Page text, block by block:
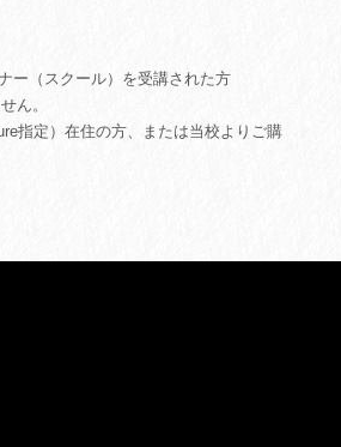
ー（スクール）を受講された方
ん。
指定）在住の方、または当校よりご購